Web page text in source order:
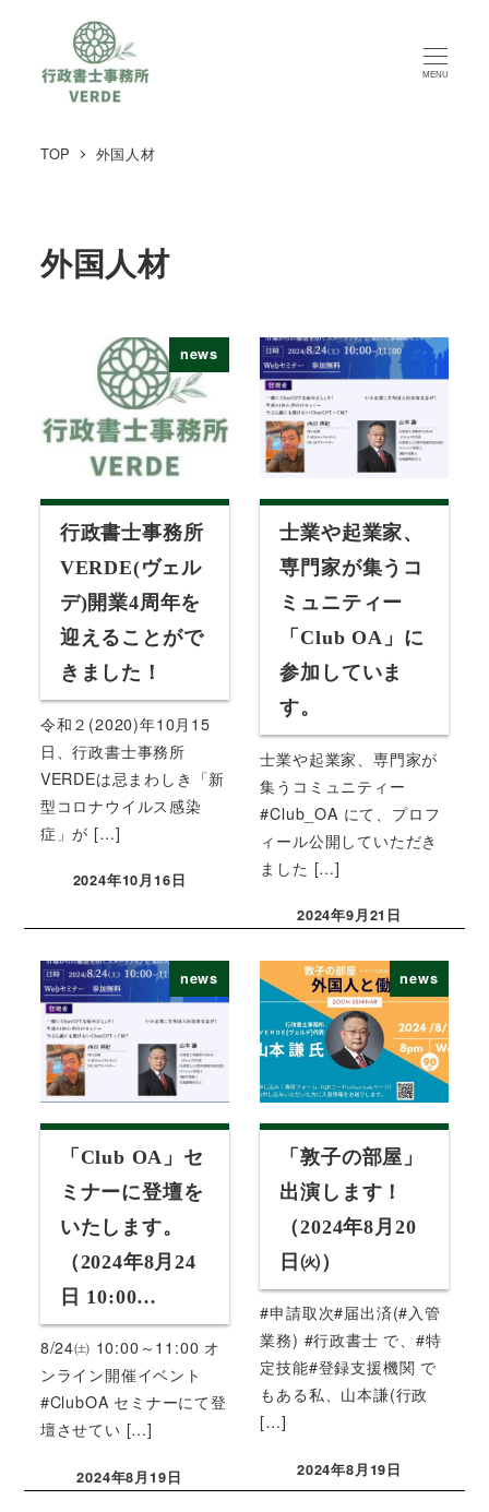
MENU
TOP 外国人材
外国人材
news
行政書士事務所
VERDE(ヴェル
デ)開業4周年を
迎えることがで
きました！
令和２(2020)年10月15
日、行政書士事務所
VERDEは忌まわしき「新
型コロナウイルス感染
症」が […]
投稿日
2024年10月16日
士業や起業家、
専門家が集うコ
ミュニティー
「Club OA」に
参加していま
す。
士業や起業家、専門家が
集うコミュニティー
#Club_OA にて、プロフ
ィール公開していただき
ました […]
投稿日
2024年9月21日
news
「Club OA」セ
ミナーに登壇を
いたします。
（2024年8月24
日 10:00…
8/24㈯ 10:00～11:00 オ
ンライン開催イベント
#ClubOA セミナーにて登
壇させてい […]
投稿日
2024年8月19日
news
「敦子の部屋」
出演します！
（2024年8月20
日㈫）
#申請取次#届出済(#入管
業務) #行政書士 で、#特
定技能#登録支援機関 で
もある私、山本謙(行政
[…]
投稿日
2024年8月19日